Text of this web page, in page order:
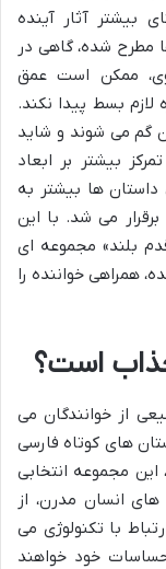
بیشتر آثار آینده
مطرح شده، گاهی در
ممکن است عمق
بسط پیدا نکند.
گم می شوند و شاید
بیشتر بر ابعاد
ها بیشتر به
می شد. با این
بلند» مجموعه ای
همراهی خواننده را
است؟
از خوانندگان می
های کوتاه فارسی
مجموعه انتخابی
انسان مدرن، از
با تکنولوژی می
خود خواهند